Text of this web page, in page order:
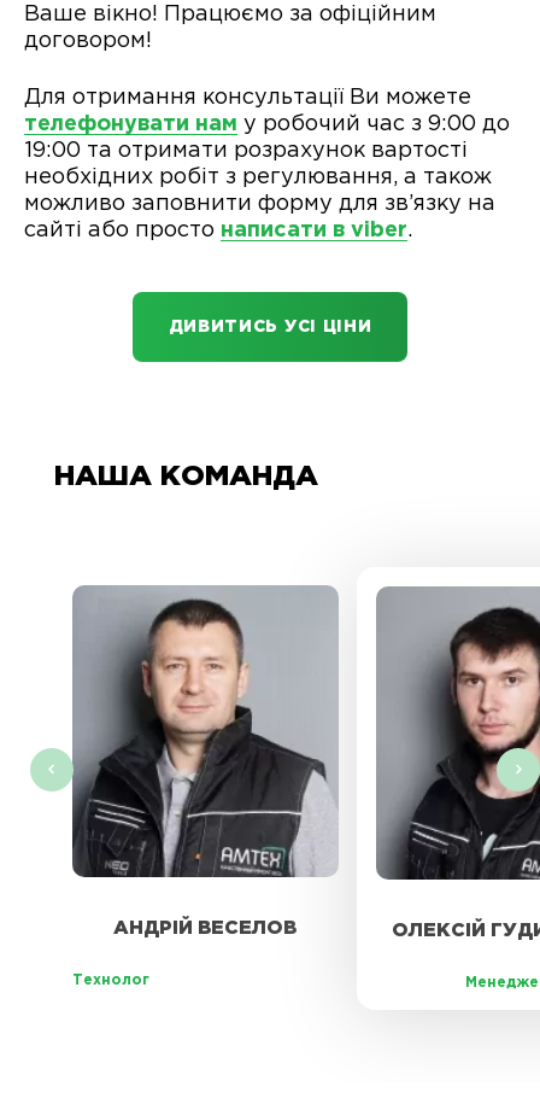
Ваше вікно! Працюємо за офіційним
договором!
Для отримання консультації Ви можете
телефонувати нам у робочий час з 9:00 до
19:00 та отримати розрахунок вартості
необхідних робіт з регулювання, а також
можливо заповнити форму для зв’язку на
сайті або просто написати в viber.
ДИВИТИСЬ УСІ ЦІНИ
НАША КОМАНДА
АНДРІЙ ВЕСЕЛОВ
Технолог
ОЛЕКСІЙ